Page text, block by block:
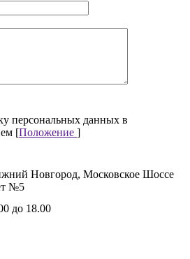
персональных данных в
[Положение ]
Новгород, Московское Шоссе
№5
до 18.00